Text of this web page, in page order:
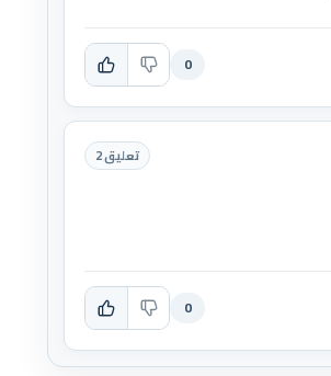
0
تعليق 2
0